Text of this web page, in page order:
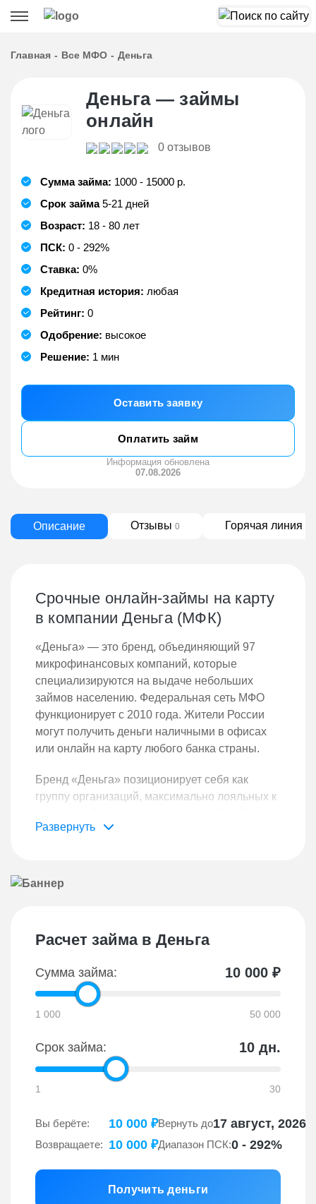
Главная Все МФО Деньга
Деньга — займы
онлайн
0 отзывов
Сумма займа: 1000 - 15000 р.
Срок займа5-21 дней
Возраст: 18 - 80 лет
ПСК: 0 - 292%
Ставка: 0%
Кредитная история: любая
Рейтинг: 0
Одобрение: высокое
Решение: 1 мин
Оставить заявку
Оплатить займ
Информация обновлена
07.08.2026
Описание Отзывы 0 Горячая линия
Срочные онлайн-займы на карту
в компании Деньга (МФК)
«Деньга» — это бренд, объединяющий 97
микрофинансовых компаний, которые
специализируются на выдаче небольших
займов населению. Федеральная сеть МФО
функционирует с 2010 года. Жители России
могут получить деньги наличными в офисах
или онлайн на карту любого банка страны.
Бренд «Деньга» позиционирует себя как
группу организаций, максимально лояльных к
дохода или плохая кредитная история не
одобрений — 9 из 10 случаев.
компании «Деньга»
привилегиями:
Первый займ предоставляется без
Возможность оформить займ наличными в
офисе или полностью дистанционно.
Онлайн-займы на сумму от 1 000 до 100
До 15 000 рублей на карту при первом
обращении.
Особые условия для пенсионеров.
Расчет займа в Деньга
Сумма займа: 10 000 ₽
1 000 50 000
Срок займа: 10 дн.
1 30
Вы берёте: 10 000 ₽
Возвращаете: 10 000 ₽
Вернуть до17 август, 2026
Диапазон ПСК:0 - 292%
Получить деньги